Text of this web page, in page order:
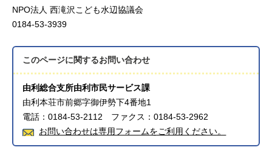
NPO法人 西滝沢こども水辺協議会
0184-53-3939
このページに関するお問い合わせ
由利総合支所由利市民サービス課
由利本荘市前郷字御伊勢下4番地1
電話：0184-53-2112 ファクス：0184-53-2962
お問い合わせは専用フォームをご利用ください。